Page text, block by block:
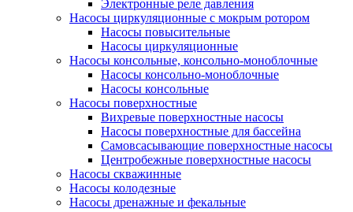
Электронные реле давления
Насосы циркуляционные с мокрым ротором
Насосы повысительные
Насосы циркуляционные
Насосы консольные, консольно-моноблочные
Насосы консольно-моноблочные
Насосы консольные
Насосы поверхностные
Вихревые поверхностные насосы
Насосы поверхностные для бассейна
Самовсасывающие поверхностные насосы
Центробежные поверхностные насосы
Насосы скважинные
Насосы колодезные
Насосы дренажные и фекальные